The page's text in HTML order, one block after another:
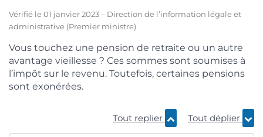
Vérifié le 01 janvier 2023 – Direction de l’information légale et
administrative (Premier ministre)
Vous touchez une pension de retraite ou un autre
avantage vieillesse ? Ces sommes sont soumises à
l’impôt sur le revenu. Toutefois, certaines pensions
sont exonérées.
Tout replier Tout déplier